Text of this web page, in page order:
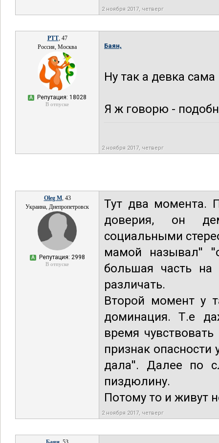
2 ноября 2017, четверг
РТТ, 47
Россия, Москва
А Репутация: 18028
В отпуске
Баян,
Ну так а девка
Я ж говорю -
2 ноября 2017, четверг
Oleg M, 43
Украина, Днепропетровск
А Репутация: 2998
В отпуске
Тут два момента.
доверия, он
социальными
мамой называл''
большая часть
различать.
Второй момент у
доминация. Т.е
время
признак
дала''. Далее по
пиздюлину.
Потому то и живут
2 ноября 2017, четверг